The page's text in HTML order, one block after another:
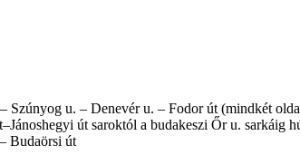
út saroktól a budakeszi Őr u. sarkáig
Budaörsi út